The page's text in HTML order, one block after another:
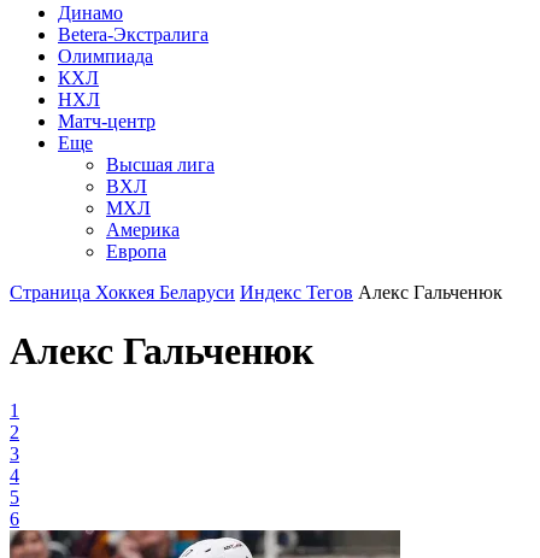
Динамо
Betera-Экстралига
Олимпиада
КХЛ
НХЛ
Матч-центр
Еще
Высшая лига
ВХЛ
МХЛ
Америка
Европа
Страница Хоккея Беларуси Индекс Тегов Алекс Гальченюк
Алекс Гальченюк
1
2
3
4
5
6